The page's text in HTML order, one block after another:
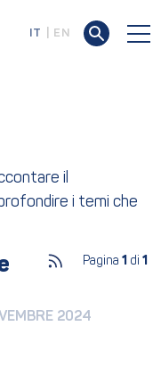
IT EN
il
i temi che
Pagina 1 di 1
2024